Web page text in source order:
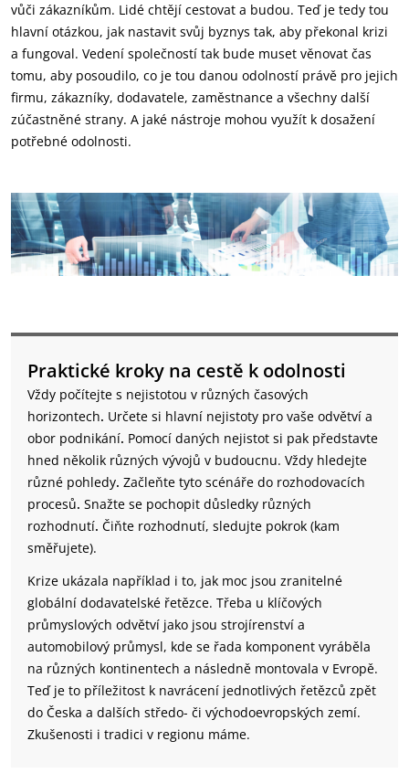
vůči zákazníkům. Lidé chtějí cestovat a budou. Teď je tedy tou
hlavní otázkou, jak nastavit svůj byznys tak, aby překonal krizi
a fungoval. Vedení společností tak bude muset věnovat čas
tomu, aby posoudilo, co je tou danou odolností právě pro jejich
firmu, zákazníky, dodavatele, zaměstnance a všechny další
zúčastněné strany. A jaké nástroje mohou využít k dosažení
potřebné odolnosti.
Praktické kroky na cestě k odolnosti
Vždy počítejte s nejistotou v různých časových
horizontech. Určete si hlavní nejistoty pro vaše odvětví a
obor podnikání. Pomocí daných nejistot si pak představte
hned několik různých vývojů v budoucnu. Vždy hledejte
různé pohledy. Začleňte tyto scénáře do rozhodovacích
procesů. Snažte se pochopit důsledky různých
rozhodnutí. Čiňte rozhodnutí, sledujte pokrok (kam
směřujete).
Krize ukázala například i to, jak moc jsou zranitelné
globální dodavatelské řetězce. Třeba u klíčových
průmyslových odvětví jako jsou strojírenství a
automobilový průmysl, kde se řada komponent vyráběla
na různých kontinentech a následně montovala v Evropě.
Teď je to příležitost k navrácení jednotlivých řetězců zpět
do Česka a dalších středo- či východoevropských zemí.
Zkušenosti i tradici v regionu máme.